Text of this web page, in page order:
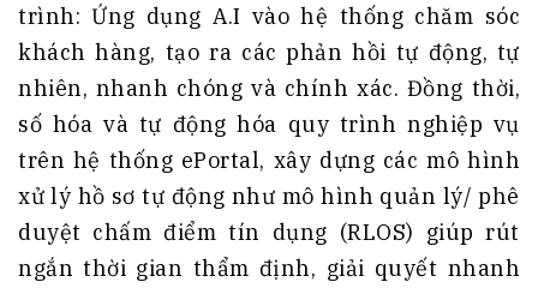
trình: Ứng dụng A.I vào hệ thống chăm sóc
khách hàng, tạo ra các phản hồi tự động, tự
nhiên, nhanh chóng và chính xác. Đồng thời,
số hóa và tự động hóa quy trình nghiệp vụ
trên hệ thống ePortal, xây dựng các mô hình
xử lý hồ sơ tự động như mô hình quản lý/ phê
duyệt chấm điểm tín dụng (RLOS) giúp rút
ngắn thời gian thẩm định, giải quyết nhanh